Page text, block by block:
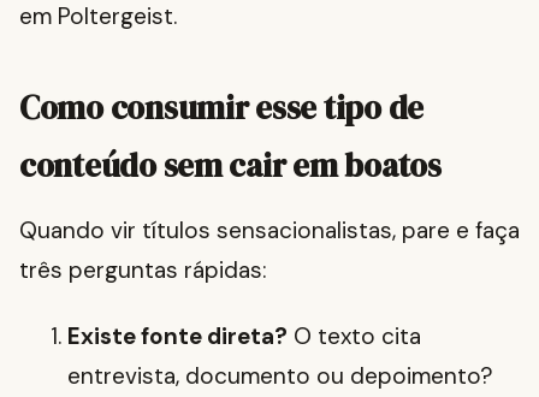
em Poltergeist.
Como consumir esse tipo de
conteúdo sem cair em boatos
Quando vir títulos sensacionalistas, pare e faça
três perguntas rápidas:
Existe fonte direta? O texto cita
entrevista, documento ou depoimento?